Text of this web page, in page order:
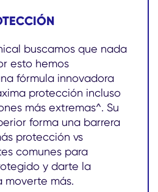
buscamos que nada
esto hemos
fórmula innovadora
protección incluso
más extremas^. Su
forma una barrera
protección vs
comunes para
y darte la
moverte más.